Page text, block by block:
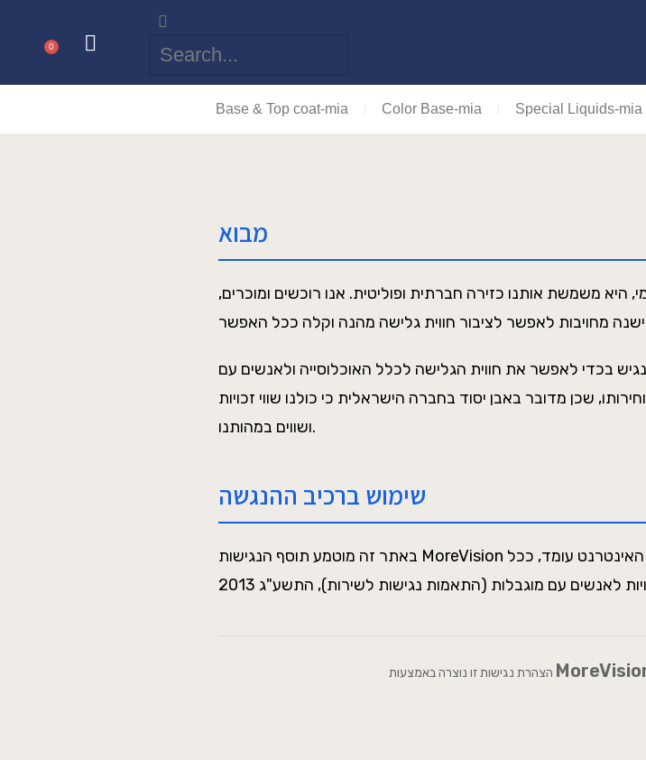
0
Base & Top coat-mia Color Base-mia Special Liquids-mia
מבוא
היא משמשת אותנו כזירה חברתית ופוליטית. אנו רוכשים ומוכרים,
בכדי לאפשר את חווית הגלישה לכלל האוכלוסייה ולאנשים עם
שכן מדובר באבן יסוד בחברה הישראלית כי כולנו שווי זכויות
ושווים במהותנו.
שימוש ברכיב ההנגשה
באתר זה מוטמע תוסף הנגישות MoreVision המסייע בהנגשת האתר לבעלי מוגבלויות. אתר האינטרנט עומד, ככל